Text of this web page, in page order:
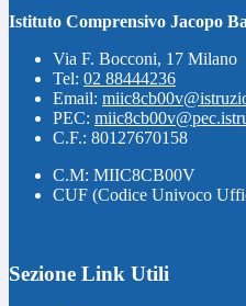
Istituto Comprensivo Jacopo
Via F. Bocconi, 17 Milano
Tel: 02 88444236
Email:
PEC:
C.F.: 80127670158
C.M: MIIC8CB00V
CUF (Codice Univoco
Sezione Link Utili